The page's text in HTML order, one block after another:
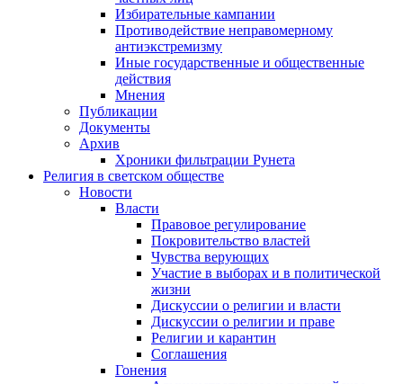
Избирательные кампании
Противодействие неправомерному
антиэкстремизму
Иные государственные и общественные
действия
Мнения
Публикации
Документы
Архив
Хроники фильтрации Рунета
Религия в светском обществе
Новости
Власти
Правовое регулирование
Покровительство властей
Чувства верующих
Участие в выборах и в политической
жизни
Дискуссии о религии и власти
Дискуссии о религии и праве
Религии и карантин
Соглашения
Гонения